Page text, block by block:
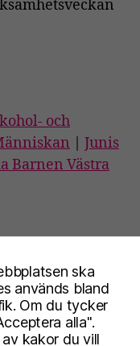
och
Junis
Barnen Västra
SIMON|
barnen
ska
används bland
Om du tycker
alla".
kakor du vill